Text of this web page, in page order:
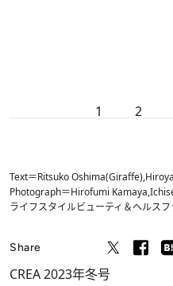
1 2
Text＝Ritsuko
Photograph＝Hirofumi
ライフスタイルビューティ＆ヘルス
Share
CREA 2023年冬号